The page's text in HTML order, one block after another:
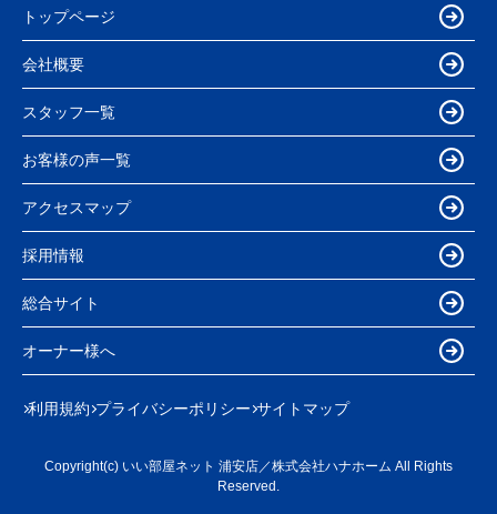
トップページ
会社概要
スタッフ一覧
お客様の声一覧
アクセスマップ
採用情報
総合サイト
オーナー様へ
利用規約 プライバシーポリシー サイトマップ
Copyright(c) いい部屋ネット 浦安店／株式会社ハナホーム All Rights
Reserved.